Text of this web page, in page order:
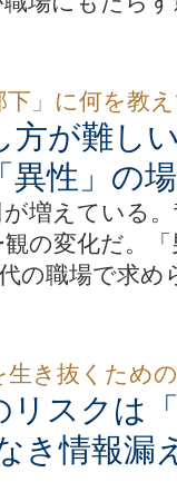
下」に何を教
方が難し
異性」の
増えている
の変化だ。
の職場で求め
生き抜くため
リスクは
き情報漏